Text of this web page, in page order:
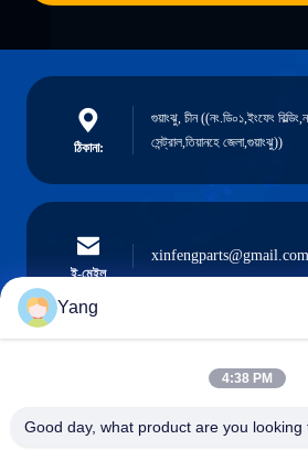
ঠিকানা:
গুয়াংঝু, চীন ((নং.ডি০১,ইংফেং
সেন্ট্রাল,তিয়ানহে জেলা,গুয়াংঝু))
ই-মেইল
xinfengparts@gmail.com
0086-189-9844-3486
Yang
4:38 PM
Good day, what product are you looking